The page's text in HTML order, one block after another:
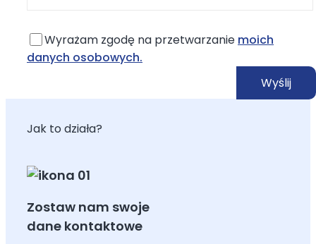
Wyrażam zgodę na przetwarzanie moich
danych osobowych.
Jak to działa?
Zostaw nam swoje
dane kontaktowe